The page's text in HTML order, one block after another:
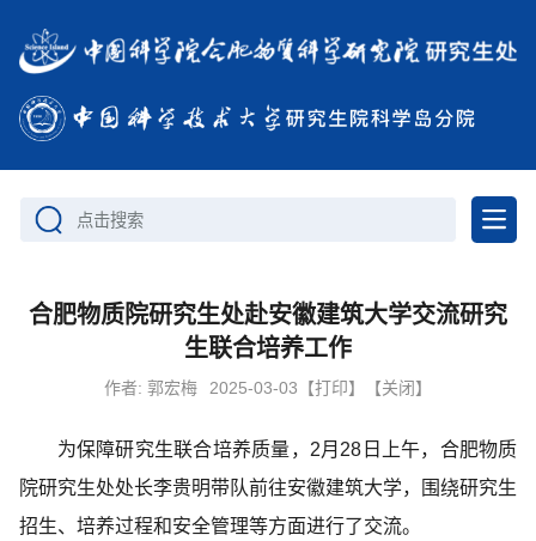
点击搜索
合肥物质院研究生处赴安徽建筑大学交流研究
生联合培养工作
作者:郭宏梅 2025-03-03 【打印】 【关闭】
为保障研究生联合培养质量，2月28日上午，合肥物质
院研究生处处长李贵明带队前往安徽建筑大学，围绕研究生
招生、培养过程和安全管理等方面进行了交流。